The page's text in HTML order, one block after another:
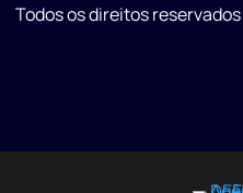
Todos os direitos reservados